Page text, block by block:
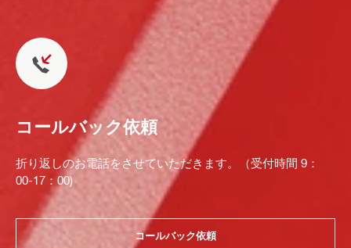
コールバック依頼
折り返しのお電話をさせていただきます。（受付時間 9：
00-17：00)
コールバック依頼